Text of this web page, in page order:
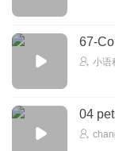
听友
2023-02-04
67-
小语
04